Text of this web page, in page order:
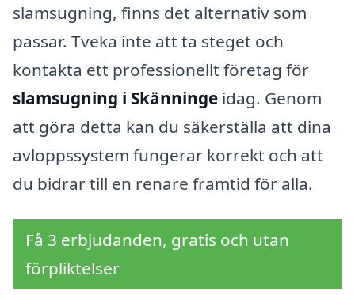
slamsugning, finns det alternativ som
passar. Tveka inte att ta steget och
kontakta ett professionellt företag för
slamsugning i Skänninge idag. Genom
att göra detta kan du säkerställa att dina
avloppssystem fungerar korrekt och att
du bidrar till en renare framtid för alla.
Få 3 erbjudanden, gratis och utan
förpliktelser